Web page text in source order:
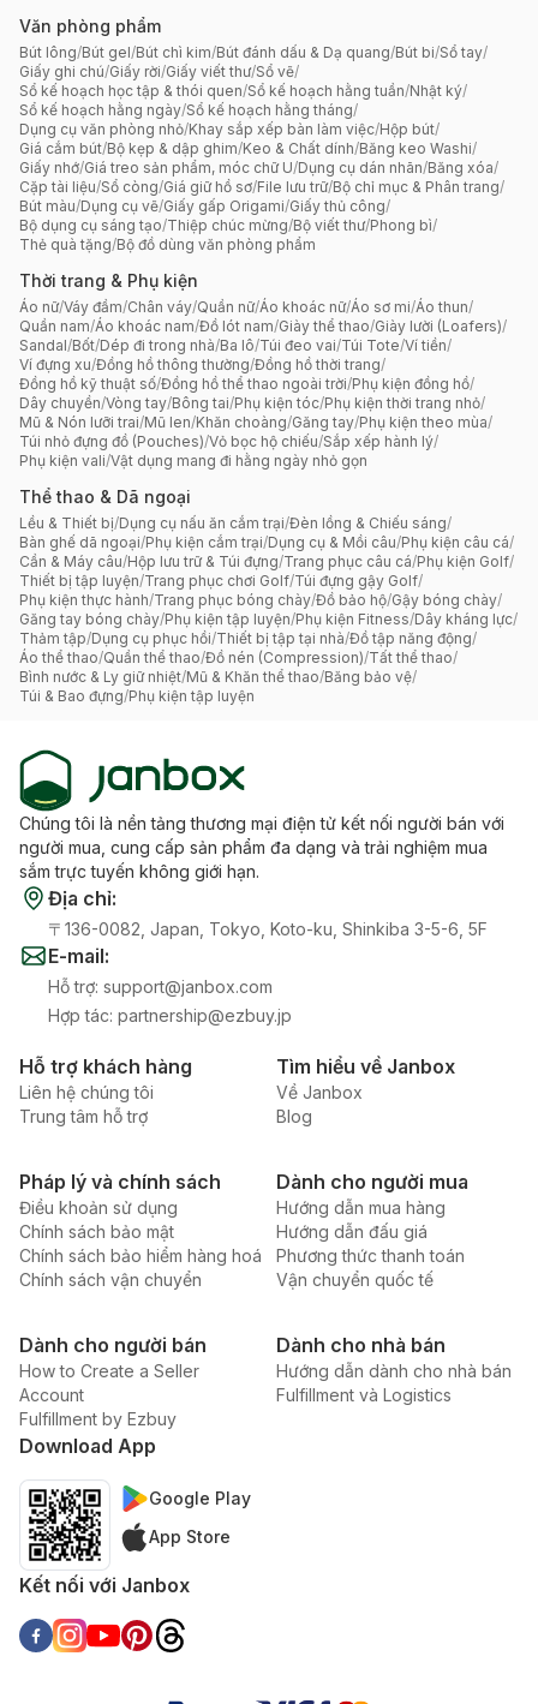
Văn phòng phẩm
Bút lông/Bút gel/Bút chì kim/Bút đánh dấu & Dạ quang/Bút bi/Sổ tay/
Giấy ghi chú/Giấy rời/Giấy viết thư/Sổ vẽ/
Sổ kế hoạch học tập & thói quen/Sổ kế hoạch hằng tuần/Nhật ký/
Sổ kế hoạch hằng ngày/Sổ kế hoạch hằng tháng/
Dụng cụ văn phòng nhỏ/Khay sắp xếp bàn làm việc/Hộp bút/
Giá cắm bút/Bộ kẹp & dập ghim/Keo & Chất dính/Băng keo Washi/
Giấy nhớ/Giá treo sản phẩm, móc chữ U/Dụng cụ dán nhãn/Băng xóa/
Cặp tài liệu/Sổ còng/Giá giữ hồ sơ/File lưu trữ/Bộ chỉ mục & Phân trang/
Bút màu/Dụng cụ vẽ/Giấy gấp Origami/Giấy thủ công/
Bộ dụng cụ sáng tạo/Thiệp chúc mừng/Bộ viết thư/Phong bì/
Thẻ quà tặng/Bộ đồ dùng văn phòng phẩm
Thời trang & Phụ kiện
Áo nữ/Váy đầm/Chân váy/Quần nữ/Áo khoác nữ/Áo sơ mi/Áo thun/
Quần nam/Áo khoác nam/Đồ lót nam/Giày thể thao/Giày lười (Loafers)/
Sandal/Bốt/Dép đi trong nhà/Ba lô/Túi đeo vai/Túi Tote/Ví tiền/
Ví đựng xu/Đồng hồ thông thường/Đồng hồ thời trang/
Đồng hồ kỹ thuật số/Đồng hồ thể thao ngoài trời/Phụ kiện đồng hồ/
Dây chuyền/Vòng tay/Bông tai/Phụ kiện tóc/Phụ kiện thời trang nhỏ/
Mũ & Nón lưỡi trai/Mũ len/Khăn choàng/Găng tay/Phụ kiện theo mùa/
Túi nhỏ đựng đồ (Pouches)/Vỏ bọc hộ chiếu/Sắp xếp hành lý/
Phụ kiện vali/Vật dụng mang đi hằng ngày nhỏ gọn
Thể thao & Dã ngoại
Lều & Thiết bị/Dụng cụ nấu ăn cắm trại/Đèn lồng & Chiếu sáng/
Bàn ghế dã ngoại/Phụ kiện cắm trại/Dụng cụ & Mồi câu/Phụ kiện câu cá/
Cần & Máy câu/Hộp lưu trữ & Túi đựng/Trang phục câu cá/Phụ kiện Golf/
Thiết bị tập luyện/Trang phục chơi Golf/Túi đựng gậy Golf/
Phụ kiện thực hành/Trang phục bóng chày/Đồ bảo hộ/Gậy bóng chày/
Găng tay bóng chày/Phụ kiện tập luyện/Phụ kiện Fitness/Dây kháng lực/
Thảm tập/Dụng cụ phục hồi/Thiết bị tập tại nhà/Đồ tập năng động/
Áo thể thao/Quần thể thao/Đồ nén (Compression)/Tất thể thao/
Bình nước & Ly giữ nhiệt/Mũ & Khăn thể thao/Băng bảo vệ/
Túi & Bao đựng/Phụ kiện tập luyện
Chúng tôi là nền tảng thương mại điện tử kết nối người bán với
người mua, cung cấp sản phẩm đa dạng và trải nghiệm mua
sắm trực tuyến không giới hạn.
Địa chỉ:
〒136-0082, Japan, Tokyo, Koto-ku, Shinkiba 3-5-6, 5F
E-mail:
Hỗ trợ: support@janbox.com
Hợp tác: partnership@ezbuy.jp
Hỗ trợ khách hàng
Liên hệ chúng tôi
Trung tâm hỗ trợ
Tìm hiểu về Janbox
Về Janbox
Blog
Pháp lý và chính sách
Điều khoản sử dụng
Chính sách bảo mật
Chính sách bảo hiểm hàng hoá
Chính sách vận chuyển
Dành cho người mua
Hướng dẫn mua hàng
Hướng dẫn đấu giá
Phương thức thanh toán
Vận chuyển quốc tế
Dành cho người bán
How to Create a Seller
Account
Fulfillment by Ezbuy
Dành cho nhà bán
Hướng dẫn dành cho nhà bán
Fulfillment và Logistics
Download App
Google Play
App Store
Kết nối với Janbox